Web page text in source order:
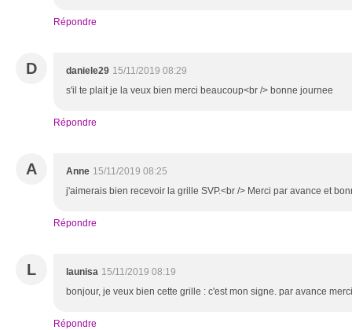
Répondre
D daniele29 15/11/2019 08:29
s'il te plait je la veux bien merci beaucoup<br /> bonne journee
Répondre
A Anne 15/11/2019 08:25
j'aimerais bien recevoir la grille SVP.<br /> Merci par avance et
Répondre
L launisa 15/11/2019 08:19
bonjour, je veux bien cette grille : c'est mon signe. par avance
Répondre